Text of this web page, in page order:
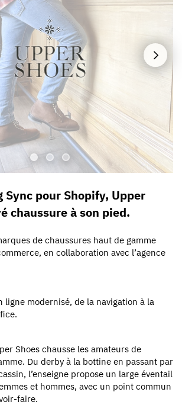
Sync pour Shopify, Upper
chaussure à son pied.
de chaussures haut de gamme
en collaboration avec l’agence
ligne modernisé, de la navigation à la
Shoes chausse les amateurs de
Du derby à la bottine en passant par
l’enseigne propose un large éventail
et hommes, avec un point commun
faire.